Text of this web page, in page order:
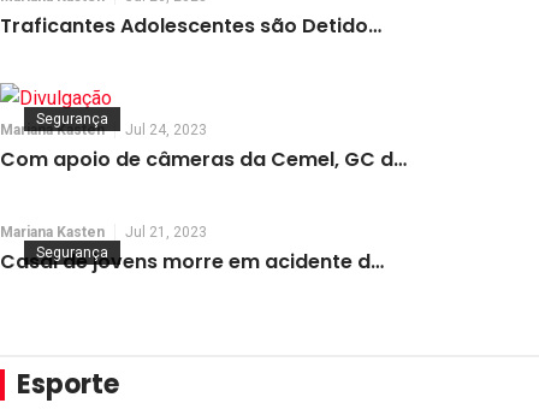
Traficantes Adolescentes são Detido…
Mariana Kasten Jul 24, 2023
Segurança
Com apoio de câmeras da Cemel, GC d…
Mariana Kasten
Jul 21, 2023
Segurança
Casal de jovens morre em acidente d…
Esporte